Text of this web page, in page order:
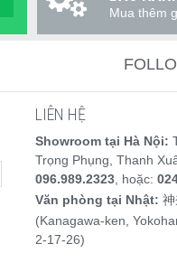
Mua thêm
LIÊN HỆ
Showroom tại Hà Nội:
Trọng Phụng, Thanh
096.989.2323 , hoặc:
Văn phòng tại Nhật:
(Kanagawa-ken,
2-17-26)